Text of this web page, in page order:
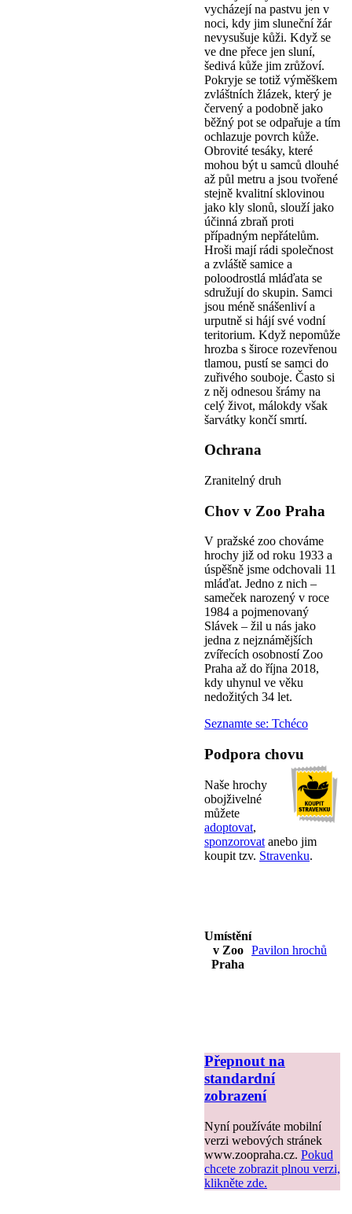
vycházejí na pastvu jen v
noci, kdy jim sluneční žár
nevysušuje kůži. Když se
ve dne přece jen sluní,
šedivá kůže jim zrůžoví.
Pokryje se totiž výměškem
zvláštních žlázek, který je
červený a podobně jako
běžný pot se odpařuje a tím
ochlazuje povrch kůže.
Obrovité tesáky, které
mohou být u samců dlouhé
až půl metru a jsou tvořené
stejně kvalitní sklovinou
jako kly slonů, slouží jako
účinná zbraň proti
případným nepřátelům.
Hroši mají rádi společnost
a zvláště samice a
poloodrostlá mláďata se
sdružují do skupin. Samci
jsou méně snášenliví a
urputně si hájí své vodní
teritorium. Když nepomůže
hrozba s široce rozevřenou
tlamou, pustí se samci do
zuřivého souboje. Často si
z něj odnesou šrámy na
celý život, málokdy však
šarvátky končí smrtí.
Ochrana
Zranitelný druh
Chov v Zoo Praha
V pražské zoo chováme
hrochy již od roku 1933 a
úspěšně jsme odchovali 11
mláďat. Jedno z nich –
sameček narozený v roce
1984 a pojmenovaný
Slávek – žil u nás jako
jedna z nejznámějších
zvířecích osobností Zoo
Praha až do října 2018,
kdy uhynul ve věku
nedožitých 34 let.
Seznamte se: Tchéco
Podpora chovu
Naše hrochy
obojživelné
můžete
adoptovat,
sponzorovat anebo jim
koupit tzv. Stravenku.
Umístění
v Zoo
Praha
Pavilon hrochů
Přepnout na
standardní
zobrazení
Nyní používáte mobilní
verzi webových stránek
www.zoopraha.cz. Pokud
chcete zobrazit plnou verzi,
klikněte zde.